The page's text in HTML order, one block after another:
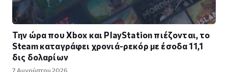
Την ώρα που Xbox και PlayStation πιέζονται, το
Steam καταγράφει χρονιά-ρεκόρ με έσοδα 11,1
δις δολαρίων
7 Αυγούστου 2026